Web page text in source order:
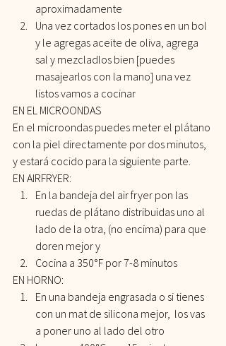
aproximadamente
Una vez cortados los pones en un bol
y le agregas aceite de oliva, agrega
sal y mezcladlos bien [puedes
masajearlos con la mano] una vez
listos vamos a cocinar
EN EL MICROONDAS
En el microondas puedes meter el plátano
con la piel directamente por dos minutos,
y estará cocido para la siguiente parte.
EN AIRFRYER:
En la bandeja del air fryer pon las
ruedas de plátano distribuidas uno al
lado de la otra, (no encima) para que
doren mejor y
Cocina a 350°F por 7-8 minutos
EN HORNO:
En una bandeja engrasada o si tienes
con un mat de silicona mejor,  los vas
a poner uno al lado del otro